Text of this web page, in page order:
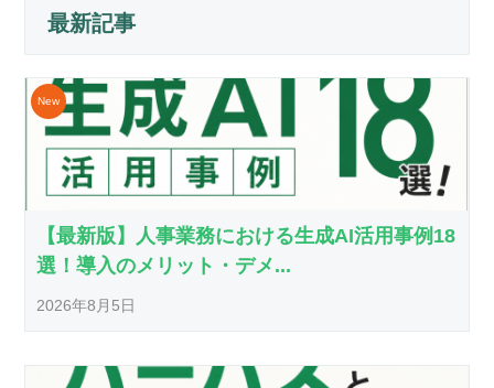
最新記事
【最新版】人事業務における生成AI活用事例18
選！導入のメリット・デメ...
2026年8月5日